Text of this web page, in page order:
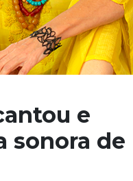
e
sonora de